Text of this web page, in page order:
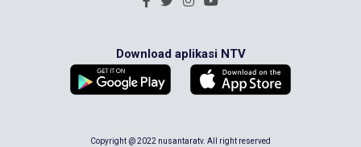
Download aplikasi NTV
Copyright @ 2022 nusantaratv. All right reserved